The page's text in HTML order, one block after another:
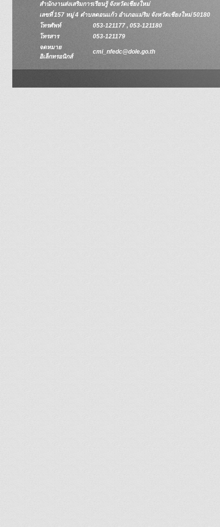
สำนักงานส่งเสริมการเรียนรู้ จังหวัดเชียงใหม่
เลขที่ 157 หมู่ 4 ตำบลดอนแก้ว อำเภอแม่ริม จังหวัดเชียงใหม่ 50180
โทรศัพท์
053-121177 , 053-121180
โทรสาร
053-121179
จดหมาย
อิเล็กทรอนิกส์
cmi_nfedc@dole.go.th